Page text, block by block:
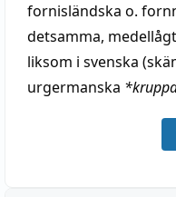
fornisländska o.
detsamma,
liksom i svenska
urgermanska
,